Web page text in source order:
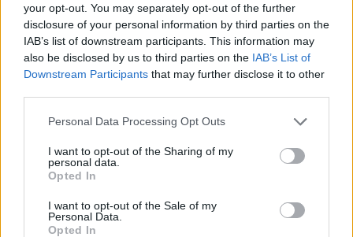
your opt-out. You may separately opt-out of the further
disclosure of your personal information by third parties on the
IAB’s list of downstream participants. This information may
also be disclosed by us to third parties on the IAB’s List of
Downstream Participants that may further disclose it to other
Please note that this website/app uses one or more Google
not limited to your visit or usage behaviour. You may click to
grant or deny consent to Google and its third-party tags to
use your data for below specified purposes in below Google
consent section.
Personal Data Processing Opt Outs
I want to opt-out of the Sharing of my
personal data.
Opted In
I want to opt-out of the Sale of my
Personal Data.
Opted In
Kövesd a magyar csapat
bevásárlását testközelből a Bocuse
d'Or nulladik napján!
világevő•2017. január 23.